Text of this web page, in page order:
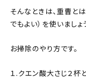
そんなときは、重曹と
でもよい）を使いましょ
お掃除のやり方です。
１.クエン酸大さじ２杯